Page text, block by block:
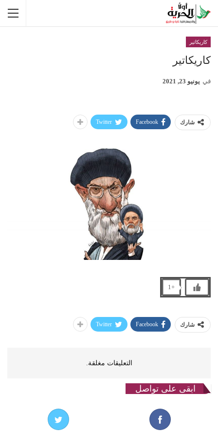
كاريكاتير
كاريكاتير
في يونيو 23, 2021
شارك Facebook
Twitter
+1
شارك Facebook
Twitter
التعليقات مغلقة.
ابقى على تواصل